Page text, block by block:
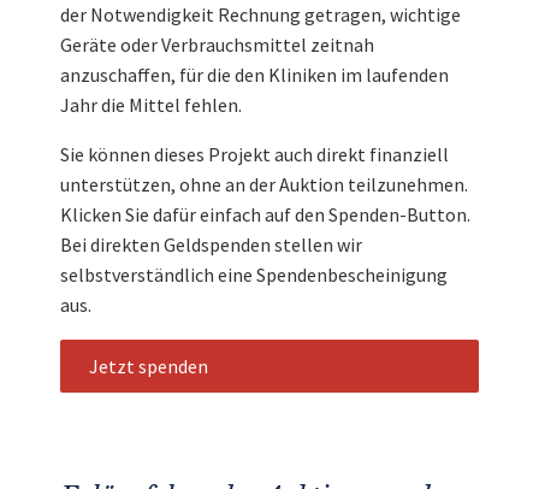
der Notwendigkeit Rechnung getragen, wichtige
Geräte oder Verbrauchsmittel zeitnah
anzuschaffen, für die den Kliniken im laufenden
Jahr die Mittel fehlen.
Sie können dieses Projekt auch direkt finanziell
unterstützen, ohne an der Auktion teilzunehmen.
Klicken Sie dafür einfach auf den Spenden-Button.
Bei direkten Geldspenden stellen wir
selbstverständlich eine Spendenbescheinigung
aus.
Jetzt spenden